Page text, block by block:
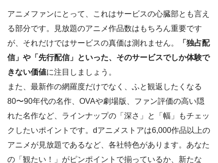
アニメファンにとって、これはサービスの心臓部とも言え
る部分です。見放題のアニメ作品数はもちろん重要です
が、それだけではサービスの真価は測れません。
「独占配
信」や「先行配信」といった、そのサービスでしか体験で
きない価値に注目しましょう。
また、最新作の網羅度だけでなく、ふと観返したくなる
80〜90年代の名作、OVAや劇場版、ファン評価の高い隠
れた名作など、ラインナップの「深さ」と「幅」もチェッ
クしたいポイントです。dアニメストアは6,000作品以上の
アニメが見放題であるなど、各社特色があります。あなた
の「観たい！」がピンポイントで揃っているか、新たな